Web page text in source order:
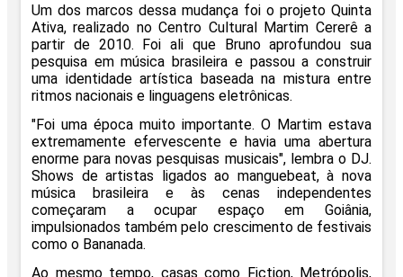
Um dos marcos dessa mudança foi o projeto Quinta
Ativa, realizado no Centro Cultural Martim Cererê a
partir de 2010. Foi ali que Bruno aprofundou sua
pesquisa em música brasileira e passou a construir
uma identidade artística baseada na mistura entre
ritmos nacionais e linguagens eletrônicas.
"Foi uma época muito importante. O Martim estava
extremamente efervescente e havia uma abertura
enorme para novas pesquisas musicais", lembra o DJ.
Shows de artistas ligados ao manguebeat, à nova
música brasileira e às cenas independentes
começaram a ocupar espaço em Goiânia,
impulsionados também pelo crescimento de festivais
como o Bananada.
Ao mesmo tempo, casas como Fiction, Metrópolis,